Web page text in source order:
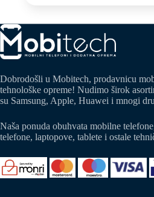
Dobrodošli u Mobitech, prodavnicu
tehnološke opreme! Nudimo širok
su Samsung, Apple, Huawei i mnogi
Naša ponuda obuhvata mobilne
telefone, laptopove, tablete i ostale